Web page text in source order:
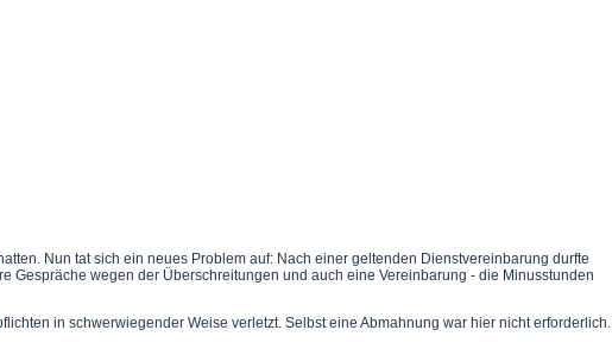
Nun tat sich ein neues Problem auf: Nach einer geltenden Dienstvereinbarung durfte
Gespräche wegen der Überschreitungen und auch eine Vereinbarung - die Minusstunden
in schwerwiegender Weise verletzt. Selbst eine Abmahnung war hier nicht erforderlich.